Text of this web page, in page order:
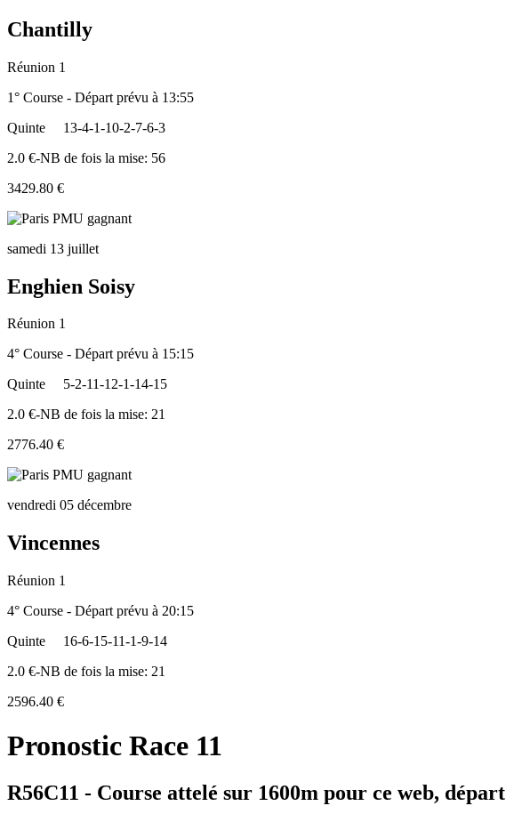
Chantilly
Réunion 1
1° Course - Départ prévu à 13:55
Quinte
13-4-1-10-2-7-6-3
2.0 €-NB de fois la mise: 56
3429.80 €
samedi 13 juillet
Enghien Soisy
Réunion 1
4° Course - Départ prévu à 15:15
Quinte
5-2-11-12-1-14-15
2.0 €-NB de fois la mise: 21
2776.40 €
vendredi 05 décembre
Vincennes
Réunion 1
4° Course - Départ prévu à 20:15
Quinte
16-6-15-11-1-9-14
2.0 €-NB de fois la mise: 21
2596.40 €
Pronostic Race 11
R56C11 - Course attelé sur 1600m pour ce web, départ